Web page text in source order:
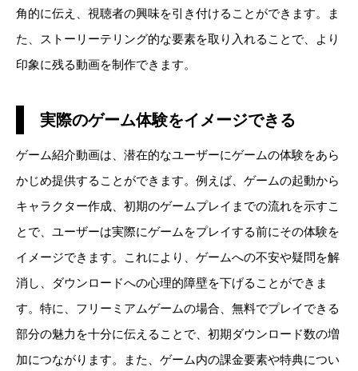
角的に伝え、視聴者の興味を引き付けることができます。ま
た、ストーリーテリング的な要素を取り入れることで、より
印象に残る動画を制作できます。
実際のゲーム体験をイメージできる
ゲーム紹介動画は、潜在的なユーザーにゲームの体験をあら
かじめ提供することができます。例えば、ゲームの起動から
キャラクター作成、初期のゲームプレイまでの流れを示すこ
とで、ユーザーは実際にゲームをプレイする前にその体験を
イメージできます。これにより、ゲームへの不安や疑問を解
消し、ダウンロードへの心理的障壁を下げることができま
す。特に、フリーミアムゲームの場合、無料でプレイできる
部分の魅力を十分に伝えることで、初期ダウンロード数の増
加につながります。また、ゲーム内の課金要素や特典につい